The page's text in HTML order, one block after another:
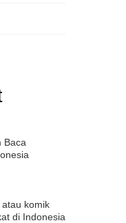
Baca
komik
di Indonesia